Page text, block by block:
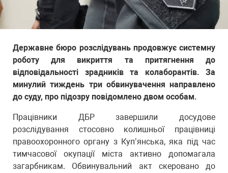
Державне бюро розслідувань продовжує системну
роботу для викриття та притягнення до
відповідальності зрадників та колаборантів. За
минулий тиждень три обвинувачення направлено
до суду, про підозру повідомлено двом особам.
Працівники ДБР завершили досудове
розслідування стосовно колишньої працівниці
правоохоронного органу з Куп’янська, яка під час
тимчасової окупації міста активно допомагала
загарбникам. Обвинувальний акт скеровано до